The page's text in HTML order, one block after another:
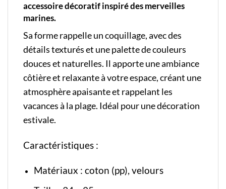
accessoire décoratif inspiré des merveilles
marines.
Sa forme rappelle un coquillage, avec des
détails texturés et une palette de couleurs
douces et naturelles. Il apporte une ambiance
côtière et relaxante à votre espace, créant une
atmosphère apaisante et rappelant les
vacances à la plage. Idéal pour une décoration
estivale.
Caractéristiques :
Matériaux : coton (pp), velours